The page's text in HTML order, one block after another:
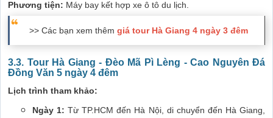
Phương tiện: Máy bay kết hợp xe ô tô du lịch.
>> Các bạn xem thêm giá tour Hà Giang 4 ngày 3 đêm
3.3. Tour Hà Giang - Đèo Mã Pì Lèng - Cao Nguyên Đá
Đồng Văn 5 ngày 4 đêm
Lịch trình tham khảo:
Ngày 1: Từ TP.HCM đến Hà Nội, di chuyển đến Hà Giang,